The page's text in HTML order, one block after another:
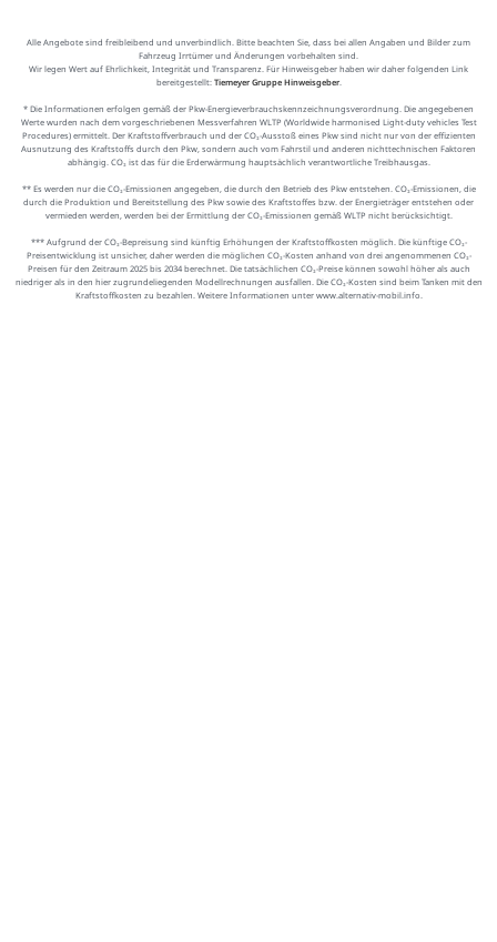
Alle Angebote sind freibleibend und unverbindlich. Bitte beachten Sie, dass bei allen Angaben und Bilder zum
Fahrzeug Irrtümer und Änderungen vorbehalten sind.
Wir legen Wert auf Ehrlichkeit, Integrität und Transparenz. Für Hinweisgeber haben wir daher folgenden Link
bereitgestellt: Tiemeyer Gruppe Hinweisgeber.
* Die Informationen erfolgen gemäß der Pkw-Energieverbrauchskennzeichnungsverordnung. Die angegebenen
Werte wurden nach dem vorgeschriebenen Messverfahren WLTP (Worldwide harmonised Light-duty vehicles Test
Procedures) ermittelt. Der Kraftstoffverbrauch und der CO₂-Ausstoß eines Pkw sind nicht nur von der effizienten
Ausnutzung des Kraftstoffs durch den Pkw, sondern auch vom Fahrstil und anderen nichttechnischen Faktoren
abhängig. CO₂ ist das für die Erderwärmung hauptsächlich verantwortliche Treibhausgas.
** Es werden nur die CO₂-Emissionen angegeben, die durch den Betrieb des Pkw entstehen. CO₂-Emissionen, die
durch die Produktion und Bereitstellung des Pkw sowie des Kraftstoffes bzw. der Energieträger entstehen oder
vermieden werden, werden bei der Ermittlung der CO₂-Emissionen gemäß WLTP nicht berücksichtigt.
*** Aufgrund der CO₂-Bepreisung sind künftig Erhöhungen der Kraftstoffkosten möglich. Die künftige CO₂-
Preisentwicklung ist unsicher, daher werden die möglichen CO₂-Kosten anhand von drei angenommenen CO₂-
Preisen für den Zeitraum 2025 bis 2034 berechnet. Die tatsächlichen CO₂-Preise können sowohl höher als auch
niedriger als in den hier zugrundeliegenden Modellrechnungen ausfallen. Die CO₂-Kosten sind beim Tanken mit den
Kraftstoffkosten zu bezahlen. Weitere Informationen unter www.alternativ-mobil.info.